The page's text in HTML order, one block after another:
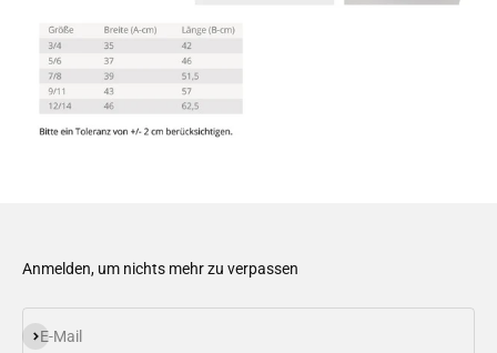
Anmelden, um nichts mehr zu verpassen
E-Mail
Abonnieren